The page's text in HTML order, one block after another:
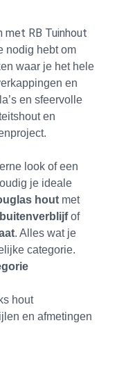
met RB Tuinhout
nodig hebt om
waar je het hele
en
en sfeervolle
en
look of een
je ideale
hout met
buitenverblijfof
. Alles wat je
categorie.
hout
en afmetingen